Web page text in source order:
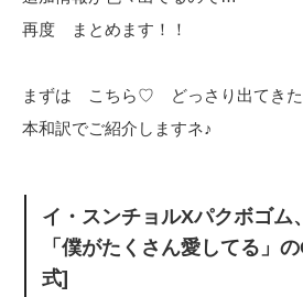
再度 まとめます！！
まずは こちら♡ どっさり出てきた
本和訳でご紹介しますネ♪
イ・スンチョルXパクボゴム
「僕がたくさん愛してる」
式]